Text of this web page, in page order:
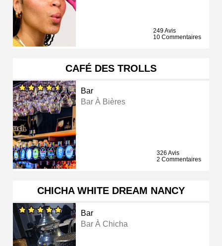
249 Avis
10 Commentaires
CAFÉ DES TROLLS
Bar
Bar À Bières
326 Avis
2 Commentaires
CHICHA WHITE DREAM NANCY
Bar
Bar À Chicha